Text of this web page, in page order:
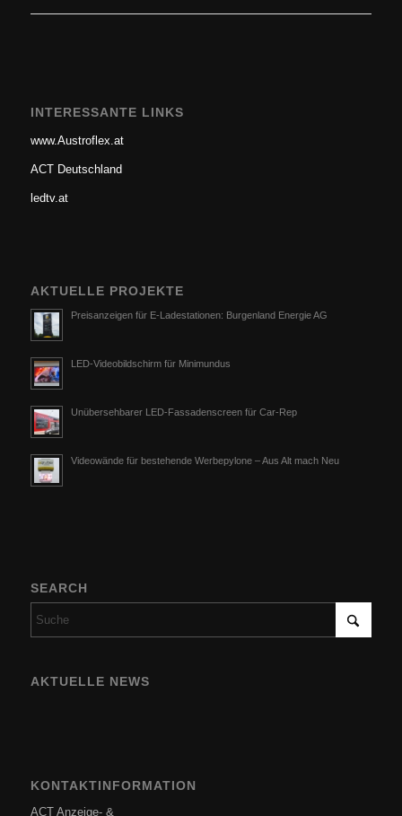
INTERESSANTE LINKS
www.Austroflex.at
ACT Deutschland
ledtv.at
AKTUELLE PROJEKTE
Preisanzeigen für E-Ladestationen: Burgenland Energie AG
LED-Videobildschirm für Minimundus
Unübersehbarer LED-Fassadenscreen für Car-Rep
Videowände für bestehende Werbepylone – Aus Alt mach Neu
SEARCH
AKTUELLE NEWS
KONTAKTINFORMATION
ACT Anzeige- &